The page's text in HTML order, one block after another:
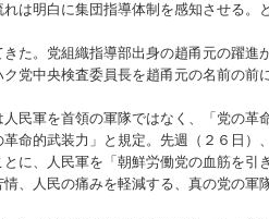
は明白に集団指導体制を感知させる。
た。党組織指導部出身の趙甬元の躍進
党中央検査委員長を趙甬元の名前の前
民軍を首領の軍隊ではなく、「党の革
命的武装力」と規定。先週（２６日）
に、人民軍を「朝鮮労働党の血筋を引
、人民の痛みを軽減する、真の党の軍